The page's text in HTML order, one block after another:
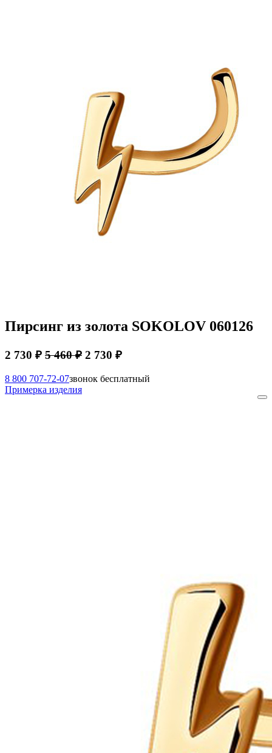
Пирсинг из золота SOKOLOV 060126
2 730 ₽ 5 460 ₽ 2 730 ₽
8 800 707-72-07звонок бесплатный
Примерка изделия